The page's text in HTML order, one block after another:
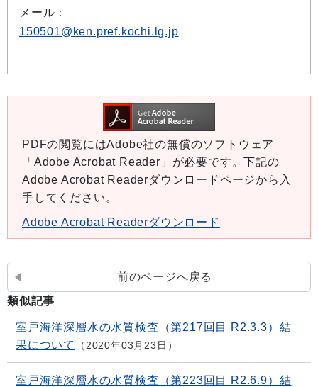
メール：
150501@ken.pref.kochi.lg.jp
PDFの閲覧にはAdobe社の無償のソフトウェア
「Adobe Acrobat Reader」が必要です。下記の
Adobe Acrobat Readerダウンロードページから入
手してください。
Adobe Acrobat Readerダウンロード
前のページへ戻る
類似記事
室戸海洋深層水の水質検査（第217回目 R2.3.3）結
果について
2020年03月23日
室戸海洋深層水の水質検査（第223回目 R2.6.9）結